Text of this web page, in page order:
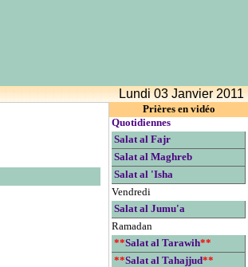
Lundi 03 Janvier 2011
Prières en vidéo
Quotidiennes
Salat al Fajr
Salat al Maghreb
Salat al 'Isha
Vendredi
Salat al Jumu'a
Ramadan
**Salat al Tarawih**
**Salat al Tahajjud**